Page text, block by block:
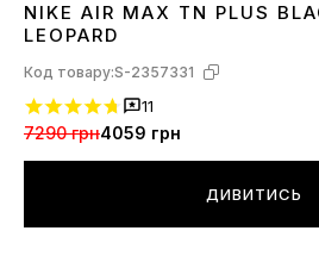
42
NIKE AIR MAX TN PLUS
LEOPARD
Код товару:S-2357331
11
7290 грн4059 грн
ДИВИТИСЬ